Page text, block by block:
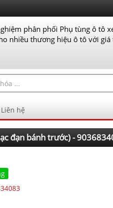
phân phối Phụ tùng ô tô
nhiều thương hiệu ô tô với giá
Liên hệ
đạn bánh trước) -